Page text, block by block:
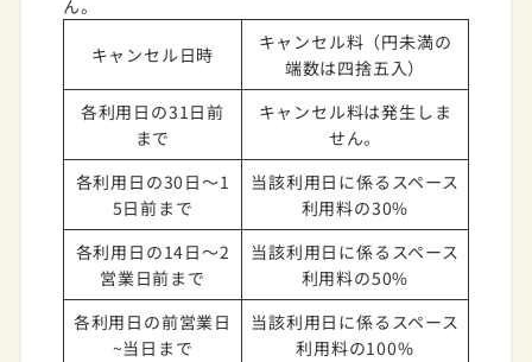
ん。
キャンセル日時
キャンセル料（円未満の
端数は四捨五入）
各利用日の31日前
まで
キャンセル料は発生しま
せん。
各利用日の30日～1
5日前まで
当該利用日に係るスペース
利用料の30%
各利用日の14日～2
営業日前まで
当該利用日に係るスペース
利用料の50%
各利用日の前営業日
~当日まで
当該利用日に係るスペース
利用料の100%